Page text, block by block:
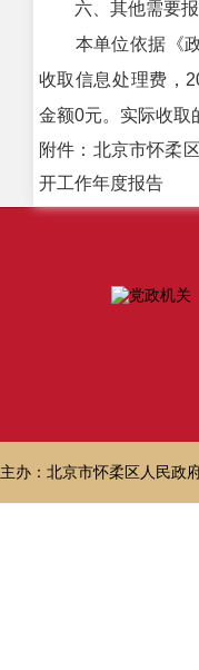
六、其他需要报
本单位依据《政
收取信息处理费，
金额0元。实际收取
附件：北京市怀柔
开工作年度报告
主办：北京市怀柔区人民政